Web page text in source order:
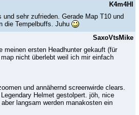
K4m4Hl
und sehr zufrieden. Gerade Map T10 und
die Tempelbuffs. Juhu
SaxoVtsMike
meinen ersten Headhunter gekauft (für
nicht überlebt weil ich mir einfach
und annähernd screenwirde clears.
Helmet gestolpert. jöh, nice
langsam werden manakosten ein